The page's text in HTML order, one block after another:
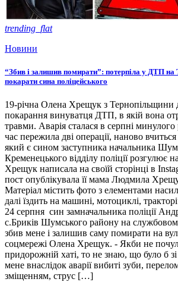
trending_flat
Новини
“Збив і залишив помирати”: потерпіла у ДТП на
покарати сина поліцейського
19-річна Олена Хрещук з Тернопільщини
покарання винуватця ДТП, в якій вона
травми. Аварія сталася в серпні минулого
час пережила дві операції, наново
який є сином заступника начальника
Кременецького відділу поліції розгулює
Хрещук написала на своїй сторінці в
пост опублікувала її мама Людмила
Матеріал містить фото з елементами
далі їздить на машині, мотоциклі,
24 серпня син замначальника поліції
с.Бриків Шумського району на
збив мене і залишив саму помирати на
соцмережі Олена Хрещук. - Якби не
придорожній хаті, то не знаю, що було б
мене внаслідок аварії вибиті зуби,
зміщенням, струс […]